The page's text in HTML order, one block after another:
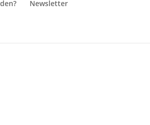
Newsletter